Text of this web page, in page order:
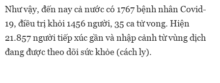
Như vậy, đến nay cả nước có 1767 bệnh nhân Covid-
19, điều trị khỏi 1456 người, 35 ca tử vong. Hiện
21.857 người tiếp xúc gần và nhập cảnh từ vùng dịch
đang được theo dõi sức khỏe (cách ly).